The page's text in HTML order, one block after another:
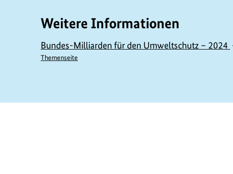
Weitere Informationen
Bundes-Milliarden für den Umweltschutz – 2024
Themenseite